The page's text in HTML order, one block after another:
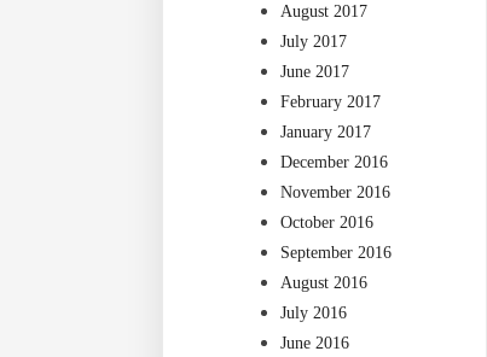
August 2017
July 2017
June 2017
February 2017
January 2017
December 2016
November 2016
October 2016
September 2016
August 2016
July 2016
June 2016